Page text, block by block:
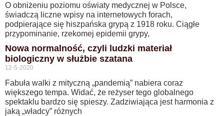
O obniżeniu poziomu oświaty medycznej w Polsce,
świadczą liczne wpisy na internetowych forach,
podpierające się hiszpańska grypą z 1918 roku. Ciągłe
przypominanie, rzekomej epidemii grypy,
Nowa normalność, czyli ludzki materiał
biologiczny w służbie szatana
12-5-2020
Fabuła walki z mityczną „pandemią” nabiera coraz
większego tempa. Widać, że reżyser tego globalnego
spektaklu bardzo się spieszy. Zadziwiająca jest harmonia z
jaką „władcy” różnych